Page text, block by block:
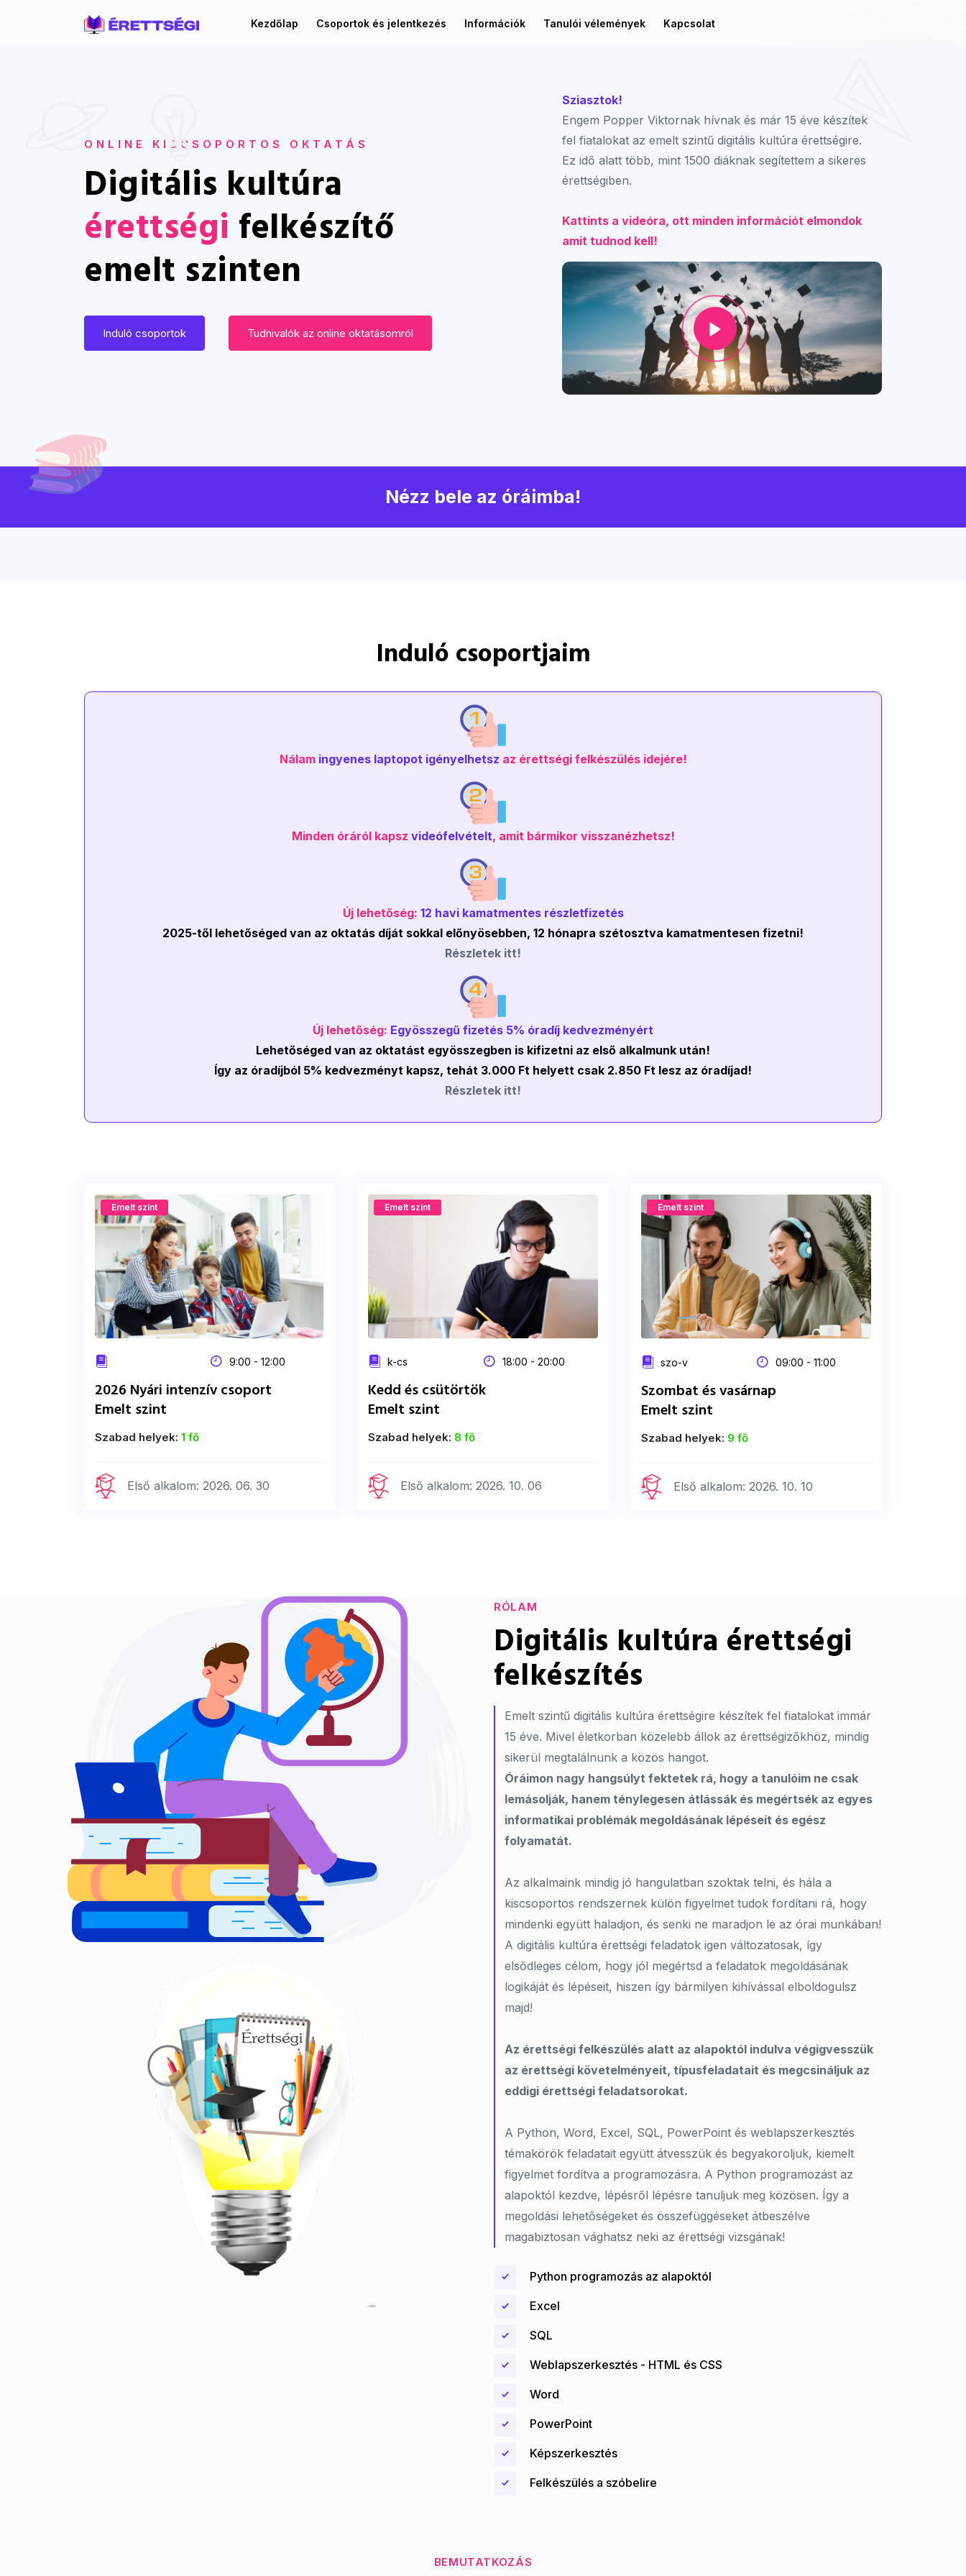
Kezdőlap Csoportok és jelentkezés Információk Tanulói vélemények Kapcsolat
ONLINE KISCSOPORTOS OKTATÁS
Digitális kultúra
érettségi felkészítő
emelt szinten
Induló csoportok Tudnivalók az online oktatásomról
Sziasztok!
Engem Popper Viktornak hívnak és már 15 éve készítek
fel fiatalokat az emelt szintű digitális kultúra érettségire.
Ez idő alatt több, mint 1500 diáknak segítettem a sikeres
érettségiben.
Kattints a videóra, ott minden információt elmondok
amit tudnod kell!
Nézz bele az óráimba!
Induló csoportjaim
Nálam ingyenes laptopot igényelhetsz az érettségi felkészülés idejére!
Minden óráról kapsz videófelvételt, amit bármikor visszanézhetsz!
Új lehetőség: 12 havi kamatmentes részletfizetés
2025-től lehetőséged van az oktatás díját sokkal előnyösebben, 12 hónapra szétosztva kamatmentesen fizetni!
Részletek itt!
Új lehetőség: Egyösszegű fizetés 5% óradíj kedvezményért
Lehetőséged van az oktatást egyösszegben is kifizetni az első alkalmunk után!
Így az óradíjból 5% kedvezményt kapsz, tehát 3.000 Ft helyett csak 2.850 Ft lesz az óradíjad!
Részletek itt!
Emelt szint
9:00 - 12:00
2026 Nyári intenzív csoport
Emelt szint
Szabad helyek: 1 fő
Első alkalom: 2026. 06. 30
Emelt szint
k-cs 18:00 - 20:00
Kedd és csütörtök
Emelt szint
Szabad helyek: 8 fő
Első alkalom: 2026. 10. 06
Emelt szint
szo-v 09:00 - 11:00
Szombat és vasárnap
Emelt szint
Szabad helyek: 9 fő
Első alkalom: 2026. 10. 10
RÓLAM
Digitális kultúra érettségi
felkészítés
Emelt szintű digitális kultúra érettségire készítek fel fiatalokat immár
15 éve. Mivel életkorban közelebb állok az érettségizőkhöz, mindig
sikerül megtalálnunk a közös hangot.
Óráimon nagy hangsúlyt fektetek rá, hogy a tanulóim ne csak
lemásolják, hanem ténylegesen átlássák és megértsék az egyes
informatikai problémák megoldásának lépéseit és egész
folyamatát.
Az alkalmaink mindig jó hangulatban szoktak telni, és hála a
kiscsoportos rendszernek külön figyelmet tudok fordítani rá, hogy
mindenki együtt haladjon, és senki ne maradjon le az órai munkában!
A digitális kultúra érettségi feladatok igen változatosak, így
elsődleges célom, hogy jól megértsd a feladatok megoldásának
logikáját és lépéseit, hiszen így bármilyen kihívással elboldogulsz
majd!
Az érettségi felkészülés alatt az alapoktól indulva végigvesszük
az érettségi követelményeit, típusfeladatait és megcsináljuk az
eddigi érettségi feladatsorokat.
A Python, Word, Excel, SQL, PowerPoint és weblapszerkesztés
témakörök feladatait együtt átvesszük és begyakoroljuk, kiemelt
figyelmet fordítva a programozásra. A Python programozást az
alapoktól kezdve, lépésről lépésre tanuljuk meg közösen. Így a
megoldási lehetőségeket és összefüggéseket átbeszélve
magabiztosan vághatsz neki az érettségi vizsgának!
Python programozás az alapoktól
Excel
SQL
Weblapszerkesztés - HTML és CSS
Word
PowerPoint
Képszerkesztés
Felkészülés a szóbelire
BEMUTATKOZÁS